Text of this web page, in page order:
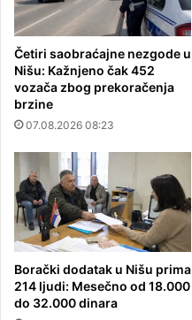
Četiri saobraćajne nezgode u
Nišu: Kažnjeno čak 452
vozača zbog prekoračenja
brzine
07.08.2026 08:23
Borački dodatak u Nišu prima
214 ljudi: Mesečno od 18.000
do 32.000 dinara